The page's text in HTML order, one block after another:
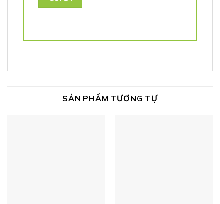
SẢN PHẨM TƯƠNG TỰ